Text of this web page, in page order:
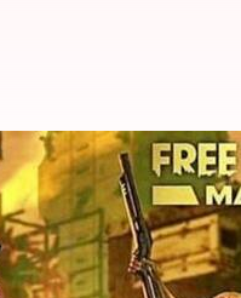
రీడీమ్ విధానం